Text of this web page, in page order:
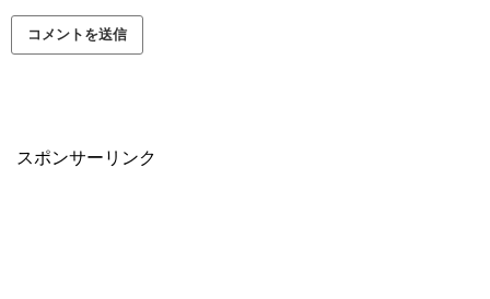
スポンサーリンク